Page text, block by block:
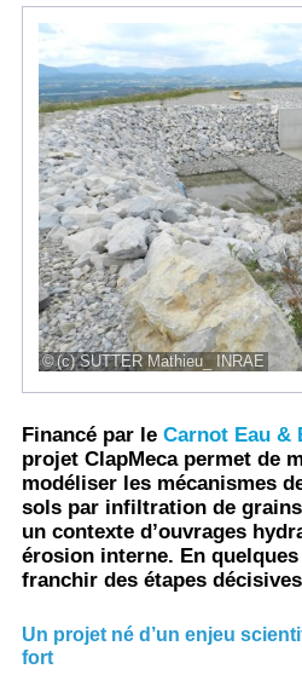
(c) SUTTER Mathieu_ INRAE
Financé par le Carnot Eau &
projet ClapMeca permet de
modéliser les mécanismes
sols par infiltration de
un contexte d’ouvrages
érosion interne. En
franchir des étapes
Un projet né d’un enjeu
fort